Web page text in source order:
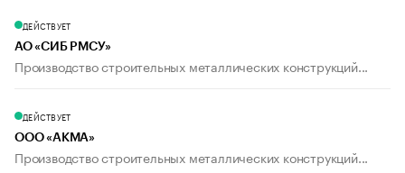
ДЕЙСТВУЕТ
АО «СИБ РМСУ»
Производство строительных металлических конструкций...
ДЕЙСТВУЕТ
ООО «АКМА»
Производство строительных металлических конструкций...